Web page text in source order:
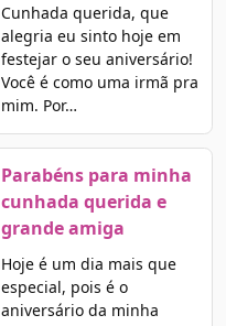
Cunhada querida, que
alegria eu sinto hoje em
festejar o seu aniversário!
Você é como uma irmã pra
mim. Por…
Parabéns para minha
cunhada querida e
grande amiga
Hoje é um dia mais que
especial, pois é o
aniversário da minha